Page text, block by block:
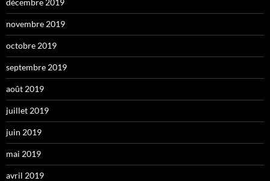
décembre 2019
novembre 2019
octobre 2019
septembre 2019
août 2019
juillet 2019
juin 2019
mai 2019
avril 2019